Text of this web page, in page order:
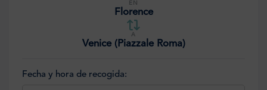
EN
Florence
A
Venice (Piazzale Roma)
Fecha y hora de recogida: